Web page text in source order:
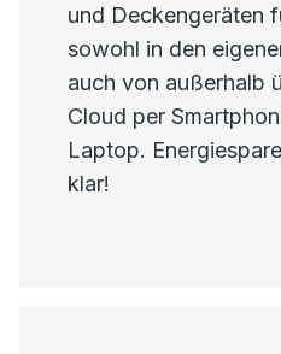
und Deckengeräten
sowohl in den
auch von außerhalb
Cloud per
Laptop.
klar!